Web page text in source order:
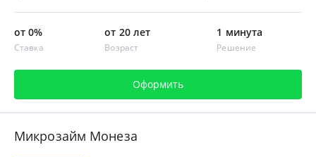
от 0%
Ставка
от 20 лет
Возраст
1 минута
Решение
Оформить
Микрозайм Монеза